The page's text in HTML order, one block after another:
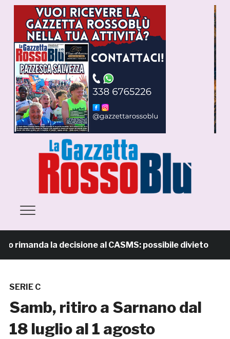
la decisione al CASMS: possibile divieto
SERIE C
Samb, ritiro a Sarnano dal
18 luglio al 1 agosto